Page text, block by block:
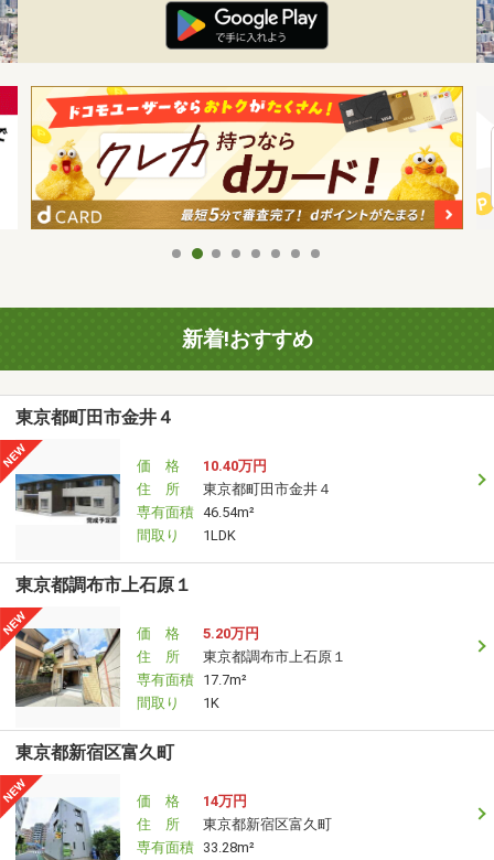
新着!おすすめ
東京都町田市金井４
価 格
10.40万円
住 所
東京都町田市金井４
専有面積 46.54m²
間取り
1LDK
東京都調布市上石原１
価 格
5.20万円
住 所
東京都調布市上石原１
専有面積 17.7m²
間取り
1K
東京都新宿区富久町
価 格
14万円
住 所
東京都新宿区富久町
専有面積 33.28m²